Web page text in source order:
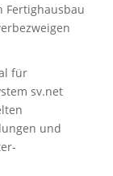
Fertighausbau
für
sv.net
und